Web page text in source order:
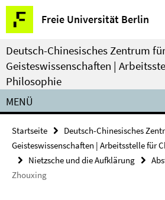
Springe
direkt
zu
Inhalt
Freie Universität Berlin
Service-
Navigation
Deutsch-Chinesisches Zentrum
Geisteswissenschaften |
Philosophie
MENÜ
Startseite
Deutsch-Chinesisches
Geisteswissenschaften | Arbeitsstelle für
Nietzsche und die Aufklärung
Zhouxing